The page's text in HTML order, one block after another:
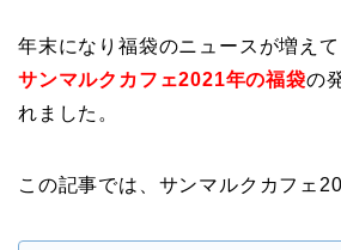
年末になり福袋のニュースが増えて
サンマルクカフェ2021年の福袋の
れました。
この記事では、サンマルクカフェ